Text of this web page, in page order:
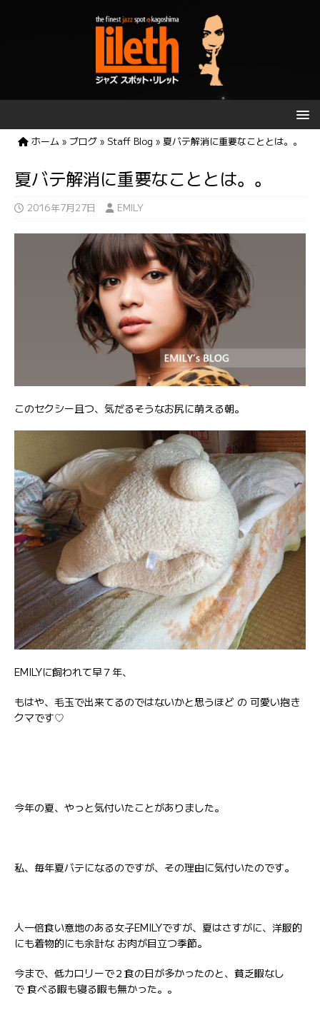
ホーム » ブログ » Staff Blog » 夏バテ解消に重要なこととは。。
夏バテ解消に重要なこととは。。
2016年7月27日 EMILY
このセクシー且つ、気だるそうなお尻に萌える朝。
EMILYに飼われて早７年、
もはや、毛玉で出来てるのではないかと思うほど の 可愛い抱き
クマです♡
今年の夏、やっと気付いたことがありました。
私、毎年夏バテになるのですが、その理由に気付いたのです。
人一倍食い意地のある女子EMILYですが、夏はさすがに、洋服的
にも着物的にも余計な お肉が目立つ季節。
今まで、低カロリーで２食の日が多かったのと、貧乏暇なし
で 食べる暇も寝る暇も無かった。。